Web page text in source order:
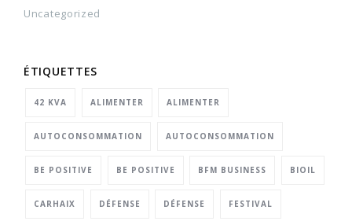
Uncategorized
ÉTIQUETTES
42 KVA ALIMENTER ALIMENTER
AUTOCONSOMMATION AUTOCONSOMMATION
BE POSITIVE BE POSITIVE BFM BUSINESS BIOIL
CARHAIX DÉFENSE DÉFENSE FESTIVAL